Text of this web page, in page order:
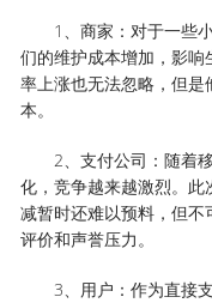
1、商家：对于一些
们的维护成本增加，影
率上涨也无法忽略，但
本。
2、支付公司：随着
化，竞争越来越激烈。
减暂时还难以预料，但
评价和声誉压力。
3、用户：作为直接